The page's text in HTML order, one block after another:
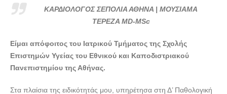
-doctors4u.gr
ΚΑΡΔΙΟΛΟΓΟΣ ΣΕΠΟΛΙΑ ΑΘΗΝΑ | ΜΟΥΣΙΑΜΑ ΤΕΡΕΖΑ--
ΚΑΡΔΙΟΛΟΓΟΣ ΣΕΠΟΛΙΑ ΑΘΗΝΑ | ΜΟΥΣΙΑΜΑ ΤΕΡΕΖΑ--
-doctors4u.gr
-doctors4u.gr
ΚΑΡΔΙΟΛΟΓΟΣ ΣΕΠΟΛΙΑ ΑΘΗΝΑ | ΜΟΥΣΙΑΜΑ
ΤΕΡΕΖΑ MD-MSc
Είμαι απόφοιτος του Ιατρικού Τμήματος της Σχολής
Επιστημών Υγείας του Εθνικού και Καποδιστριακού
Πανεπιστημίου της Αθήνας.
Στα πλαίσια της ειδικότητάς μου, υπηρέτησα στη Δ’ Παθολογική